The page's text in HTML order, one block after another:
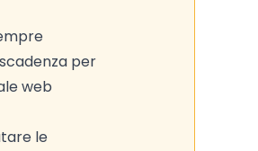
per
web
le